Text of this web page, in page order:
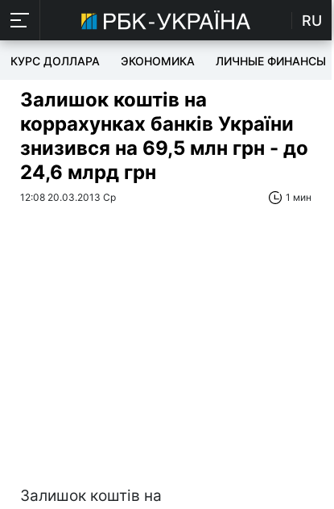
RU
КУРС ДОЛЛАРА ЭКОНОМИКА ЛИЧНЫЕ ФИНАНСЫ
Залишок коштів на
коррахунках банків України
знизився на 69,5 млн грн - до
24,6 млрд грн
12:08 20.03.2013 Ср 1 мин
Залишок коштів на